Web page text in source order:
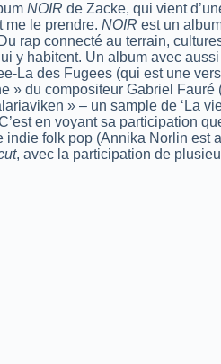
NOIR de Zacke, qui vient
me le prendre. NOIR est un
rap connecté au terrain,
y habitent. Un album avec
La des Fugees (qui est une
du compositeur Gabriel
» – un sample de ‘La
en voyant sa participation
folk pop (Annika Norlin est
, avec la participation de